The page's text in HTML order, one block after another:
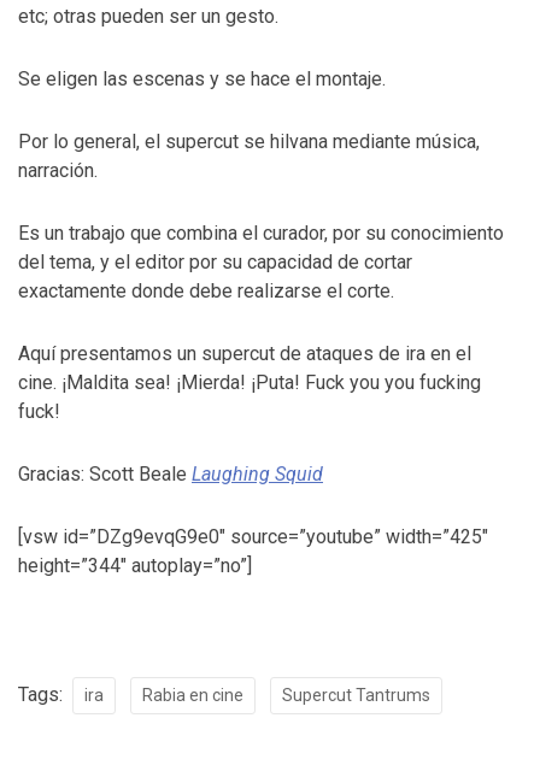
etc; otras pueden ser un gesto.
Se eligen las escenas y se hace el montaje.
Por lo general, el supercut se hilvana mediante música,
narración.
Es un trabajo que combina el curador, por su conocimiento
del tema, y el editor por su capacidad de cortar
exactamente donde debe realizarse el corte.
Aquí presentamos un supercut de ataques de ira en el
cine. ¡Maldita sea! ¡Mierda! ¡Puta! Fuck you you fucking
fuck!
Gracias: Scott Beale Laughing Squid
[vsw id=”DZg9evqG9e0″ source=”youtube” width=”425″
height=”344″ autoplay=”no”]
Tags: ira Rabia en cine Supercut Tantrums